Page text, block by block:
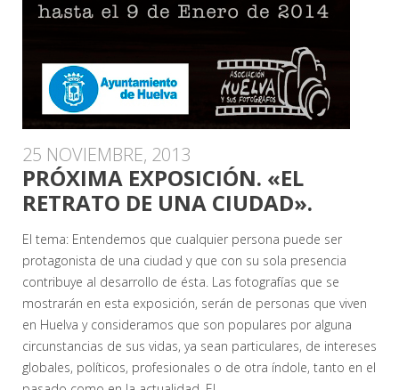
25 NOVIEMBRE, 2013
PRÓXIMA EXPOSICIÓN. «EL
RETRATO DE UNA CIUDAD».
El tema: Entendemos que cualquier persona puede ser
protagonista de una ciudad y que con su sola presencia
contribuye al desarrollo de ésta. Las fotografías que se
mostrarán en esta exposición, serán de personas que viven
en Huelva y consideramos que son populares por alguna
circunstancias de sus vidas, ya sean particulares, de intereses
globales, políticos, profesionales o de otra índole, tanto en el